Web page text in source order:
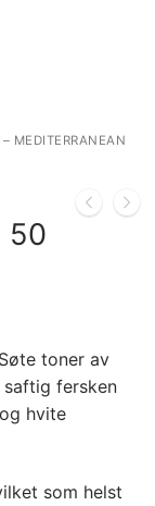
MEDITERRANEAN
50
toner av
saftig fersken
hvite
som helst